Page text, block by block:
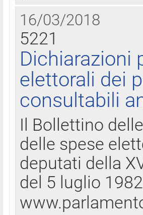
16/03/2018
5221
Dichiarazioni
elettorali dei
consultabili
Il Bollettino
delle spese
deputati della
del 5 luglio